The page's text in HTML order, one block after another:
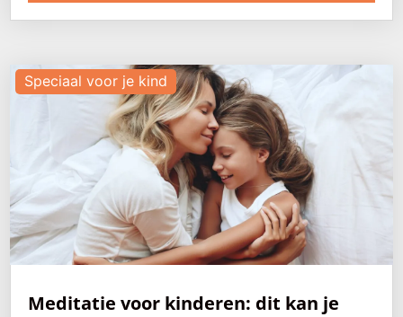
Meditatie voor kinderen: dit kan je
Speciaal voor je kind